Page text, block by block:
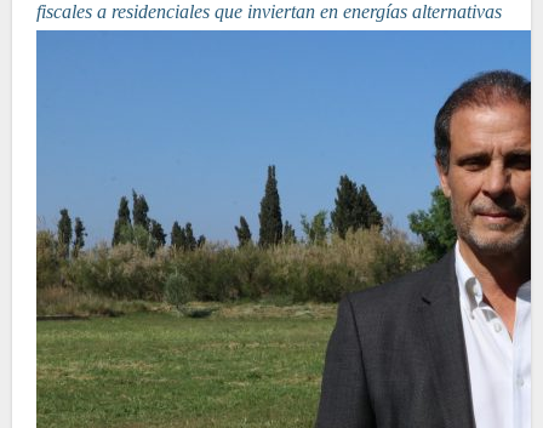
fiscales a residenciales que inviertan en energías alternativas